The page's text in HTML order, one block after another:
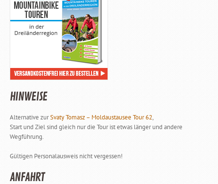
HINWEISE
Alternative zurSvaty Tomasz – Moldaustausee Tour 62,
Start und Ziel sind gleich nur die Tour ist etwas länger und andere
Wegführung.
Gültigen Personalausweis nicht vergessen!
ANFAHRT